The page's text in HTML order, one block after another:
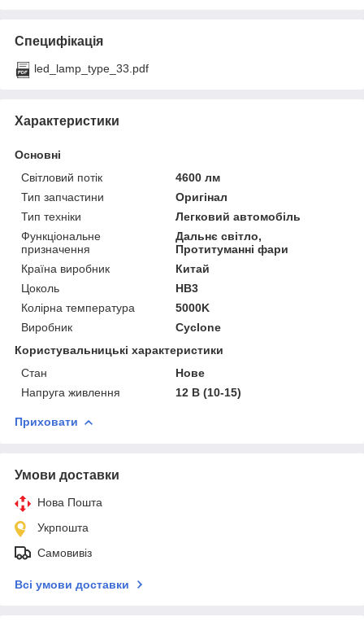
Специфікація
led_lamp_type_33.pdf
Характеристики
Основні
Світловий потік
4600 лм
Тип запчастини
Оригінал
Тип техніки
Легковий автомобіль
Функціональне
призначення
Дальнє світло,
Протитуманні фари
Країна виробник
Китай
Цоколь
HB3
Колірна температура
5000K
Виробник
Cyclone
Користувальницькі характеристики
Стан
Нове
Напруга живлення
12 В (10-15)
Приховати
Умови доставки
Нова Пошта
Укрпошта
Самовивіз
Всі умови доставки